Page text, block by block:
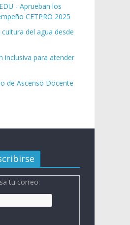
- Aprueban los
CETPRO 2025
del agua desde
inclusiva para atender
de Ascenso Docente
tu correo: